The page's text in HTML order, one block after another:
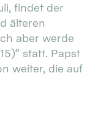
findet der
älteren
aber werde
statt. Papst
weiter, die auf